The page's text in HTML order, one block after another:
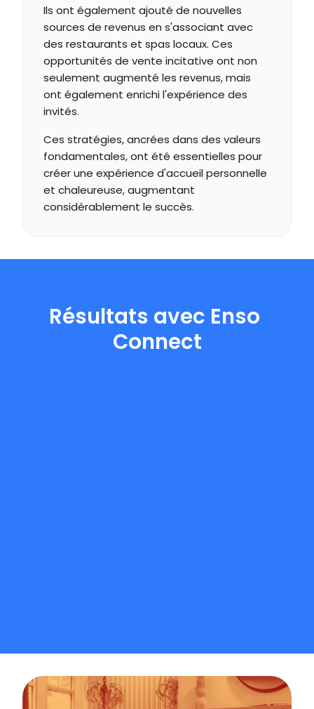
Ils ont également ajouté de nouvelles
sources de revenus en s'associant avec
des restaurants et spas locaux. Ces
opportunités de vente incitative ont non
seulement augmenté les revenus, mais
ont également enrichi l'expérience des
invités.
Ces stratégies, ancrées dans des valeurs
fondamentales, ont été essentielles pour
créer une expérience d'accueil personnelle
et chaleureuse, augmentant
considérablement le succès.
Résultats avec Enso
Connect